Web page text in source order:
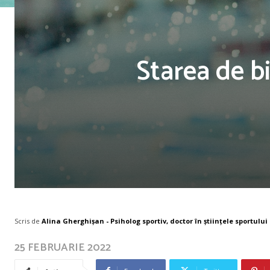
Starea de
Scris de Alina Gherghișan - Psiholog sportiv, doctor în științele sportului
25 FEBRUARIE 2022